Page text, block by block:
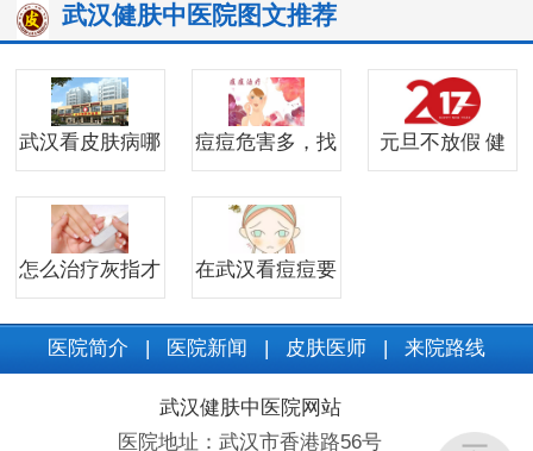
武汉健肤中医院图文推荐
武汉看皮肤病哪 痘痘危害多，找 元旦不放假 健
怎么治疗灰指才 在武汉看痘痘要
医院简介 医院新闻 皮肤医师 来院路线
武汉健肤中医院网站
医院地址：武汉市香港路56号